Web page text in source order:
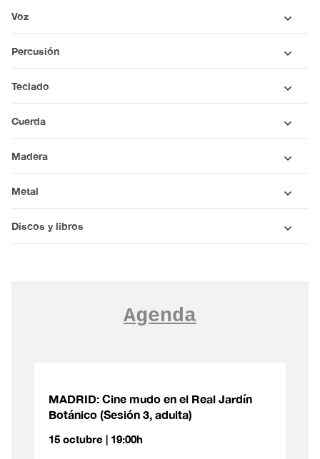
Voz
Percusión
Teclado
Cuerda
Madera
Metal
Discos y libros
Agenda
MADRID: Cine mudo en el Real Jardín
Botánico (Sesión 3, adulta)
15 octubre | 19:00h